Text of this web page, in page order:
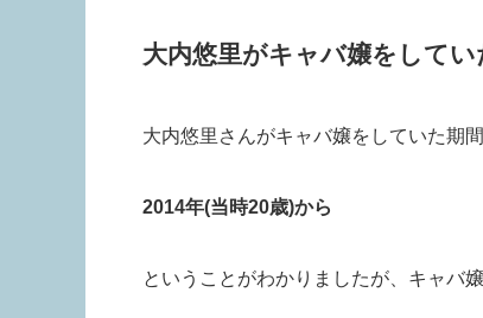
大内悠里がキャバ嬢をしてい
大内悠里さんがキャバ嬢をしていた期
2014年(当時20歳)から
ということがわかりましたが、キャバ